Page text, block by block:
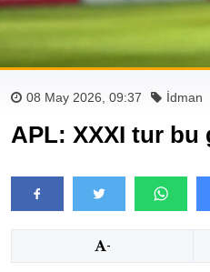
08 May 2026, 09:37 İdman
APL: XXXI tur bu
-